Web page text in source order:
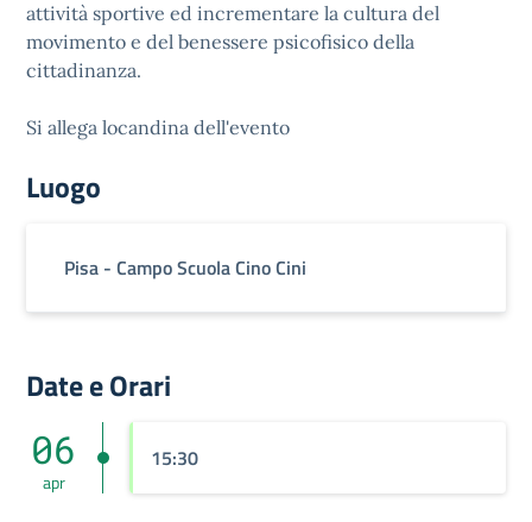
attività sportive ed incrementare la cultura del
movimento e del benessere psicofisico della
cittadinanza.
Si allega locandina dell'evento
Luogo
Pisa - Campo Scuola Cino Cini
Date e Orari
06
apr
15:30